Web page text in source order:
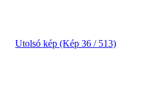
Utolsó kép (Kép 36 / 513)